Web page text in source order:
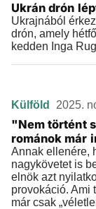
Ukrán drón
Ukrajnából
drón, amely
kedden Inga
Külföld 2025.
"Nem történt
románok már
Annak ellenére,
nagykövetet is
elnök azt
provokáció. Ami
már csak